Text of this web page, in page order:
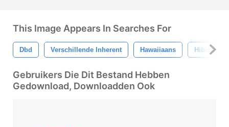
This Image Appears In Searches For
Dbd Verschillende Inherent Hawaiiaans Hibiscus
Gebruikers Die Dit Bestand Hebben
Gedownload, Downloadden Ook